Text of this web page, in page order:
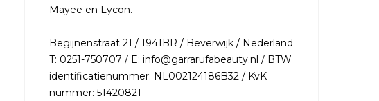
Mayee en Lycon.
Begijnenstraat 21 / 1941BR / Beverwijk / Nederland
T: 0251-750707 / E: info@garrarufabeauty.nl / BTW
identificatienummer: NL002124186B32 / KvK
nummer: 51420821